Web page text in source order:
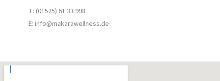
T: (01525) 61 33 998
E: info@makarawellness.de